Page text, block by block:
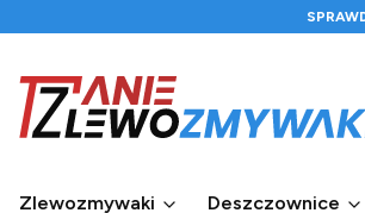
Zlewozmywaki Deszczownice